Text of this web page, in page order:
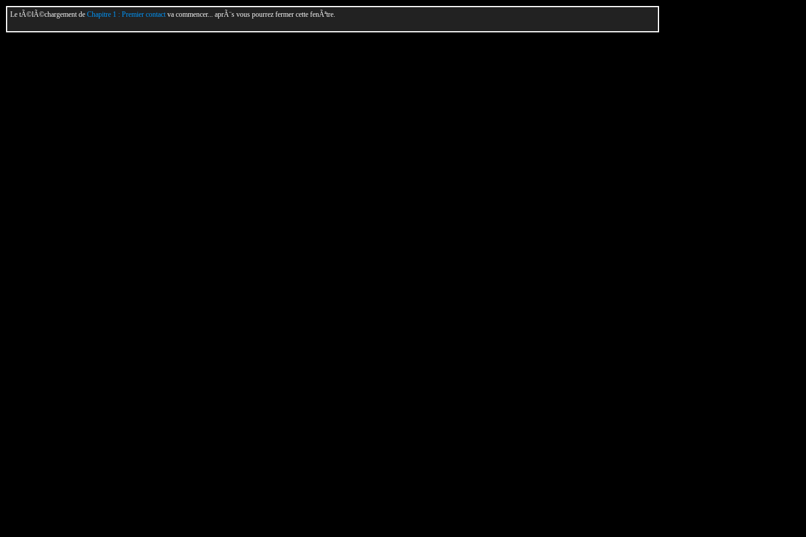
Le tÃ©lÃ©chargement de Chapitre 1 : Premier contactva commencer... aprÃ¨s vous pourrez fermer cette fenÃªtre.